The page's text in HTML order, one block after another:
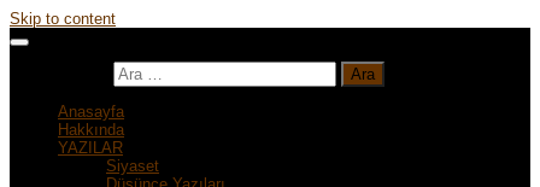
Skip to content
Anasayfa
Hakkında
YAZILAR
Siyaset